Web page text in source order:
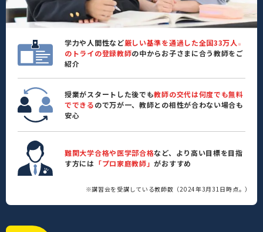
学力や人間性など厳しい基準を通過した全国33万人 ※
のトライの登録教師の中からお子さまに合う教師をご
紹介
授業がスタートした後でも教師の交代は何度でも無料
でできるので万が一、教師との相性が合わない場合も
安心
難関大学合格や医学部合格など、より高い目標を目指
す方には 「プロ家庭教師」がおすすめ
※講習会を受講している教師数（2024年3月31日時点。）